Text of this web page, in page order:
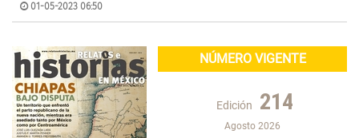
01-05-2023 06:50
NÚMERO VIGENTE
Edición 214
Agosto 2026